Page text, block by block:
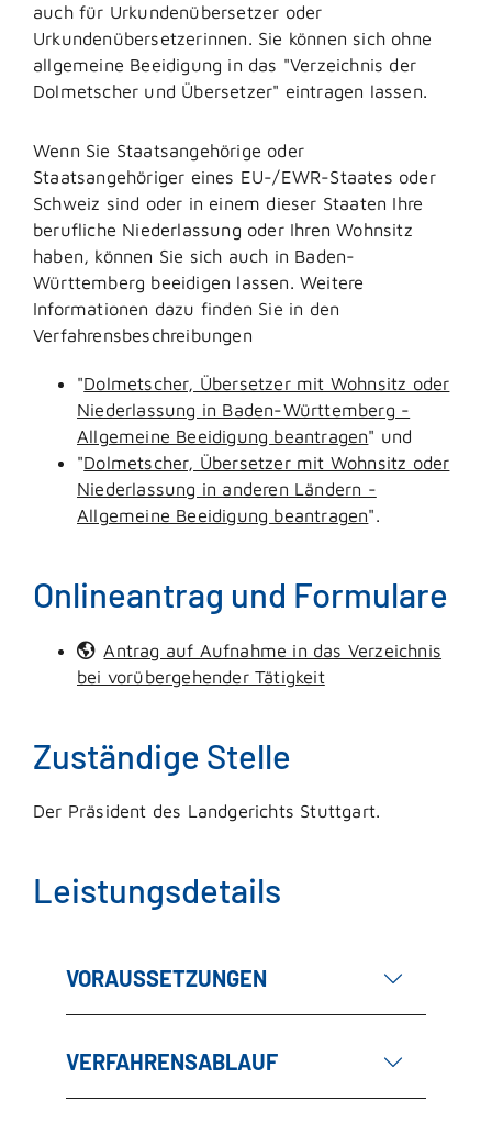
auch für Urkundenübersetzer oder
Urkundenübersetzerinnen. Sie können sich ohne
allgemeine Beeidigung in das "Verzeichnis der
Dolmetscher und Übersetzer" eintragen lassen.
Wenn Sie Staatsangehörige oder
Staatsangehöriger eines EU-/EWR-Staates oder
Schweiz sind oder in einem dieser Staaten Ihre
berufliche Niederlassung oder Ihren Wohnsitz
haben, können Sie sich auch in Baden-
Württemberg beeidigen lassen. Weitere
Informationen dazu finden Sie in den
Verfahrensbeschreibungen
"Dolmetscher, Übersetzer mit Wohnsitz oder
Niederlassung in Baden-Württemberg -
Allgemeine Beeidigung beantragen" und
"Dolmetscher, Übersetzer mit Wohnsitz oder
Niederlassung in anderen Ländern -
Allgemeine Beeidigung beantragen".
Onlineantrag und Formulare
Antrag auf Aufnahme in das Verzeichnis
bei vorübergehender Tätigkeit
Zuständige Stelle
Der Präsident des Landgerichts Stuttgart.
Leistungsdetails
VORAUSSETZUNGEN
VERFAHRENSABLAUF